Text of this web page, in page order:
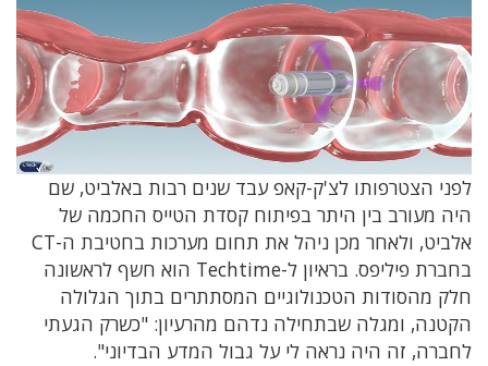
לפני הצטרפותו לצ'ק-קאפ עבד שנים רבות באלביט, שם
היה מעורב בין היתר בפיתוח קסדת הטייס החכמה של
אלביט, ולאחר מכן ניהל את תחום מערכות בחטיבת ה-CT
בחברת פיליפס. בראיון ל-Techtime הוא חשף לראשונה
חלק מהסודות הטכנולוגיים המסתתרים בתוך הגלולה
הקטנה, ומגלה שבתחילה נדהם מהרעיון: "כשרק הגעתי
לחברה, זה היה נראה לי על גבול המדע הבדיוני".